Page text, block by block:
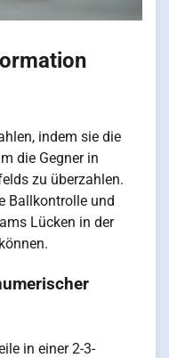
indem sie die
die Gegner in
zu überzahlen.
Ballkontrolle und
Lücken in der
in einer 2-3-